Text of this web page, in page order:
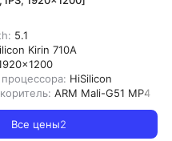
5.1
Kirin 710A
HiSilicon
ARM Mali-G51 MP4
Все цены2